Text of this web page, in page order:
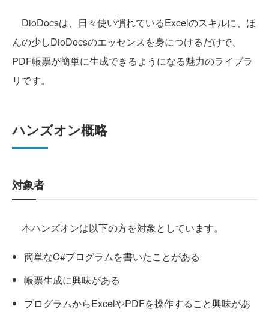
DioDocsは、日々使い慣れているExcelのスキルに、ほ
んの少しDioDocsのエッセンスを身につけるだけで、
PDF帳票が簡単に生成できるようになる魅力のライブラ
リです。
ハンズオン概略
対象者
本ハンズオンは以下の方を対象としています。
簡単なC#プログラムを書いたことがある
帳票生成に興味がある
プログラムからExcelやPDFを操作すること興味があ